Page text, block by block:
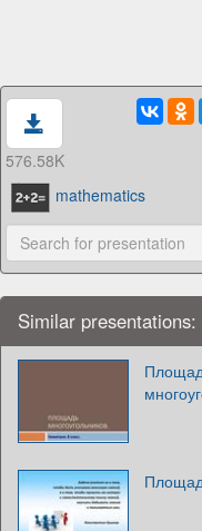
576.58K
mathematics
Similar presentations: